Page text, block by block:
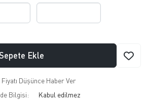
Ekle
Fiyatı Düşünce Haber Ver
Bilgisi: